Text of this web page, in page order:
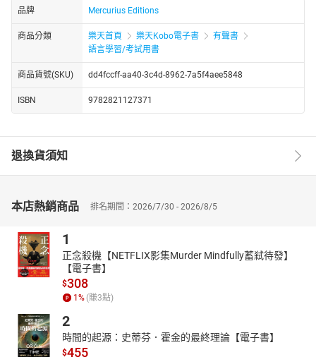
品牌 Mercurius Editions
商品分類 樂天首頁 樂天Kobo電子書
有聲書
語言學習/考試用書
商品貨號(SKU) dd4fccff-aa40-3c4d-8962-7a5f4aee5848
ISBN 9782821127371
退換貨須知
本店熱銷商品 排名期間：2026/7/30 - 2026/8/5
1
正念殺機【NETFLIX影集Murder Mindfully蓄弒待發】
【電子書】
$308
1% (賺3點)
2
時間的起源：史蒂芬．霍金的最終理論【電子書】
$455